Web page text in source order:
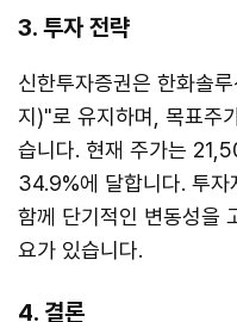
3. 투자 전략
신한투자증권은 한화솔
지)"로 유지하며, 목표주
습니다. 현재 주가는
34.9%에 달합니다. 투자
함께 단기적인 변동성을
요가 있습니다.
4. 결론